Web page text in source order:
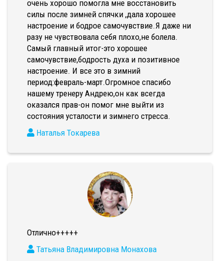
очень хорошо помогла мне восстановить
силы после зимней спячки ,дала хорошее
настроение и бодрое самочувствие.Я даже ни
разу не чувствовала себя плохо,не болела.
Самый главный итог-это хорошее
самочувствие,бодрость духа и позитивное
настроение. И все это в зимний
период:февраль-март.Огромное спасибо
нашему тренеру Андрею,он как всегда
оказался прав-он помог мне выйти из
состояния усталости и зимнего стресса.
Наталья Токарева
Отлично+++++
Татьяна Владимировна Монахова